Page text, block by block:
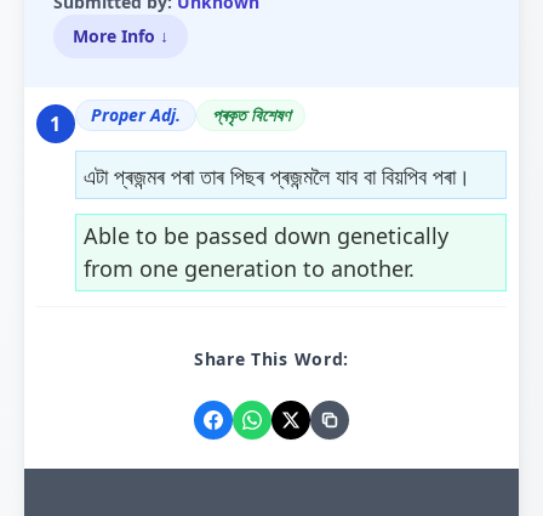
More Info ↓
1 Proper Adj. প্ৰকৃত বিশেষণ
এটা প্ৰজন্মৰ পৰা তাৰ পিছৰ প্ৰজন্মলৈ যাব বা বিয়পিব পৰা।
Able to be passed down genetically
from one generation to another.
Share This Word: